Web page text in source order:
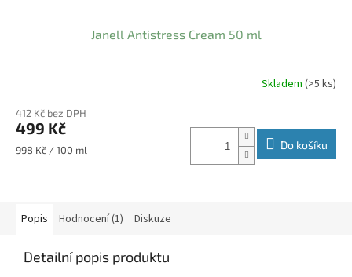
Janell Antistress Cream 50 ml
produktu
je
3,5
Skladem(>5 ks)
412 Kč bez DPH
499 Kč
Měrná
998 Kč / 100 ml Do košíku
Popis Hodnocení (1) Diskuze
Detailní popis produktu